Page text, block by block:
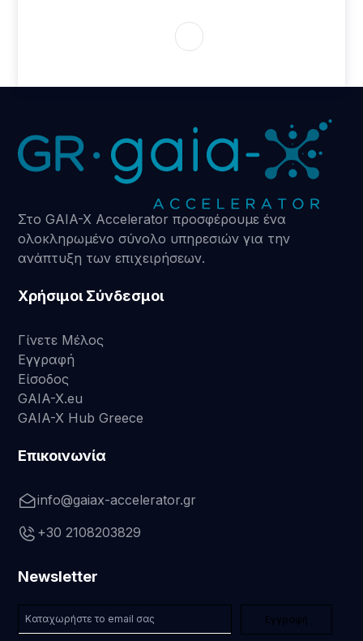
Στο GAIA-X Accelerator προσφέρουμε ένα
ολοκληρωμένο σύνολο υπηρεσιών για την
ανάπτυξη των επιχειρήσεων.
Χρήσιμοι Σύνδεσμοι
Γίνετε Μέλος
Εγγραφή
Είσοδος
GAIA-X.eu
GAIA-X Hub Greece
Επικοινωνία
info@gaiax-accelerator.gr
+30 2108203829
Newsletter